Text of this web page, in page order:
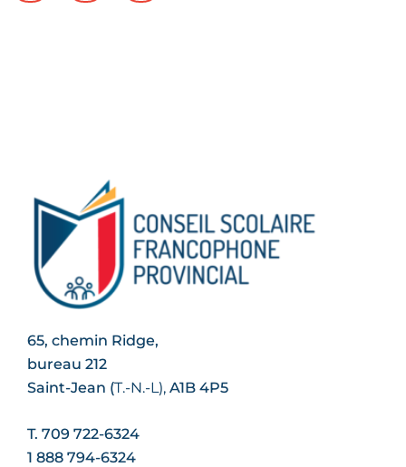
65, chemin Ridge,
bureau 212
Saint-Jean (T.-N.-L), A1B 4P5
T. 709 722-6324
1 888 794-6324